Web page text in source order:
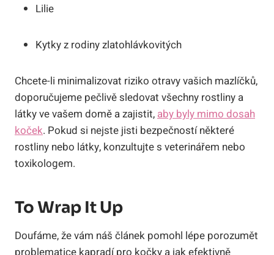
Lilie
Kytky z rodiny zlatohlávkovitých
Chcete-li minimalizovat riziko otravy vašich mazlíčků,
doporučujeme pečlivě sledovat všechny rostliny a
látky ve vašem domě a zajistit, aby byly mimo dosah
koček. Pokud si nejste jisti bezpečností některé
rostliny nebo látky, konzultujte s veterinářem nebo
toxikologem.
To Wrap It Up
Doufáme, že vám náš článek pomohl lépe porozumět